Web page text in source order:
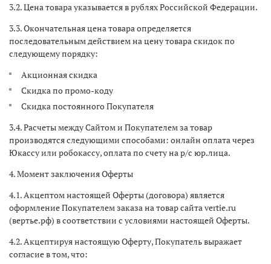
3.2. Цена товара указывается в рублях Российской Федерации.
3.3. Окончательная цена товара определяется
последовательным действием на цену товара скидок по
следующему порядку:
Акционная скидка
Скидка по промо-коду
Скидка постоянного Покупателя
3.4. Расчеты между Сайтом и Покупателем за товар
производятся следующими способами: онлайн оплата через
Юкассу или робокассу, оплата по счету на р/с юр.лица.
4. Момент заключения Оферты
4.1. Акцептом настоящей Оферты (договора) является
оформление Покупателем заказа на товар сайта vertie.ru
(вертье.рф) в соответствии с условиями настоящей Оферты.
4.2. Акцептируя настоящую Оферту, Покупатель выражает
согласие в том, что: